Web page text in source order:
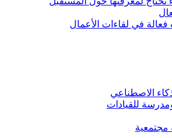
فعالة في لقاءات الأعمال
الاصطناعي
للقيادات
مجتمعية